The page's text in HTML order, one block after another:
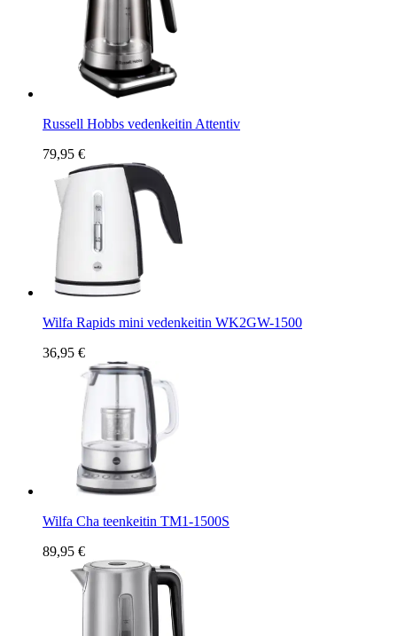
Russell Hobbs vedenkeitin Attentiv
79,95 €
Wilfa Rapids mini vedenkeitin WK2GW-1500
36,95 €
Wilfa Cha teenkeitin TM1-1500S
89,95 €